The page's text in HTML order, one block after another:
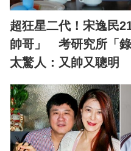
超狂星二代！宋逸民
帥哥」 考研究所「
太驚人：又帥又聰明